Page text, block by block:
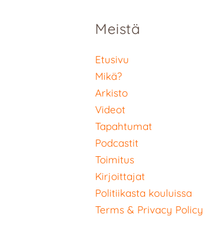
Meistä
Etusivu
Mikä?
Arkisto
Videot
Tapahtumat
Podcastit
Toimitus
Kirjoittajat
Politiikasta kouluissa
Terms & Privacy Policy